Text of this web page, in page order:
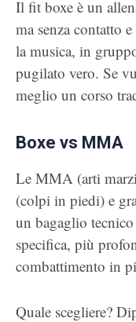
Il fit boxe è un
ma senza contatto
la musica, in
pugilato vero. Se
meglio un corso
Boxe vs MMA
Le MMA (arti
(colpi in piedi) e
un bagaglio
specifica, più
combattimento in
Quale scegliere?